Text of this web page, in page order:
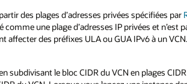
des plages d’adresses privées spécifiées par
une plage d’adresses IP privées et n’est
affecter des préfixes ULA ou GUA IPv6 à un
subdivisant le bloc CIDR du VCN en plages